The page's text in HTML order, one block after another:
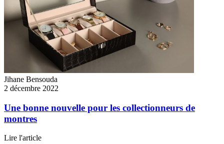
Jihane Bensouda
2 décembre 2022
Une bonne nouvelle pour les collectionneurs de
montres
Lire l'article